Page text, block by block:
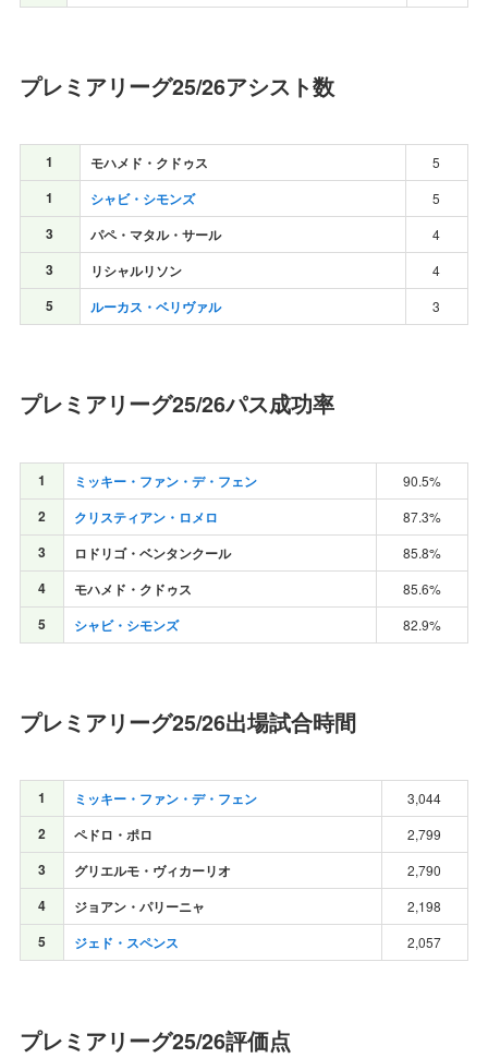
プレミアリーグ25/26アシスト数
1 モハメド・クドゥス 5
1 シャビ・シモンズ 5
3 パペ・マタル・サール 4
3 リシャルリソン 4
5 ルーカス・ベリヴァル 3
プレミアリーグ25/26パス成功率
1 ミッキー・ファン・デ・フェン 90.5%
2 クリスティアン・ロメロ 87.3%
3 ロドリゴ・ベンタンクール 85.8%
4 モハメド・クドゥス 85.6%
5 シャビ・シモンズ 82.9%
プレミアリーグ25/26出場試合時間
1 ミッキー・ファン・デ・フェン 3,044
2 ペドロ・ポロ 2,799
3 グリエルモ・ヴィカーリオ 2,790
4 ジョアン・パリーニャ 2,198
5 ジェド・スペンス 2,057
プレミアリーグ25/26評価点